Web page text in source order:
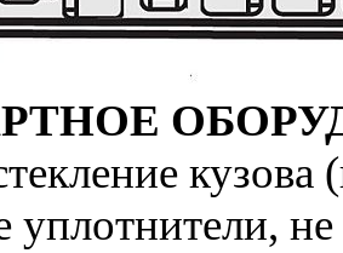
кузова
уплотнители,